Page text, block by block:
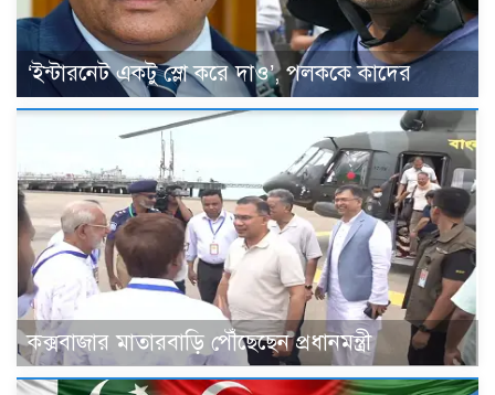
‘ইন্টারনেট একটু স্লো করে দাও’, পলককে কাদের
কক্সবাজার মাতারবাড়ি পৌঁছেছেন প্রধানমন্ত্রী